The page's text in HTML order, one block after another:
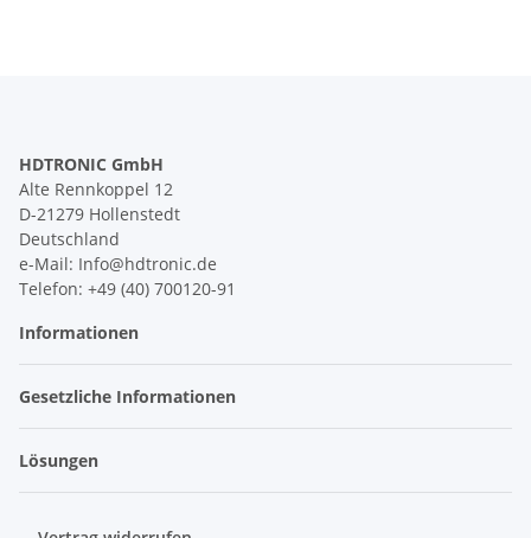
HDTRONIC GmbH
Alte Rennkoppel 12
D-21279 Hollenstedt
Deutschland
e-Mail: Info@hdtronic.de
Telefon: +49 (40) 700120-91
Informationen
Gesetzliche Informationen
Lösungen